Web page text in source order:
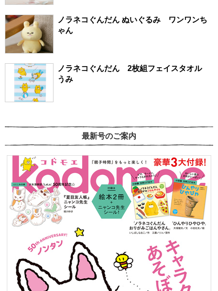
ノラネコぐんだん ぬいぐるみ ワンワンち
ゃん
ノラネコぐんだん 2枚組フェイスタオル
うみ
最新号のご案内